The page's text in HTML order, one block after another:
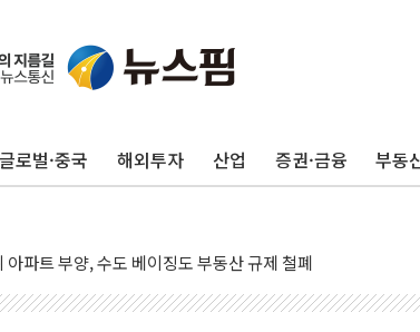
글로벌·중국 해외투자 산업 증권·금융 부동
해상 풍랑주의보…10일까지 최대 3.5m 높은 물결
리 계곡서 수위 상승으로 피서객 7명 고립…전원 구조
일 '별똥별 멍' 운영…페르세우스 유성우 관측